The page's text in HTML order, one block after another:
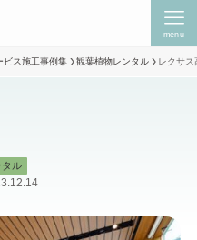
menu
ビス施工事例集 観葉植物レンタル レクサス
タル